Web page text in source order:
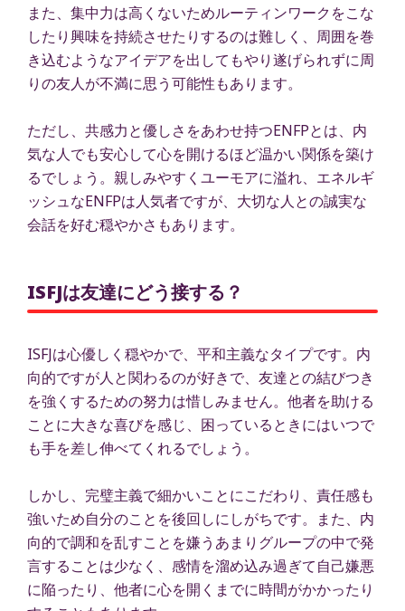
また、集中力は高くないためルーティンワークをこな
したり興味を持続させたりするのは難しく、周囲を巻
き込むようなアイデアを出してもやり遂げられずに周
りの友人が不満に思う可能性もあります。
ただし、共感力と優しさをあわせ持つENFPとは、内
気な人でも安心して心を開けるほど温かい関係を築け
るでしょう。親しみやすくユーモアに溢れ、エネルギ
ッシュなENFPは人気者ですが、大切な人との誠実な
会話を好む穏やかさもあります。
ISFJは友達にどう接する？
ISFJは心優しく穏やかで、平和主義なタイプです。内
向的ですが人と関わるのが好きで、友達との結びつき
を強くするための努力は惜しみません。他者を助ける
ことに大きな喜びを感じ、困っているときにはいつで
も手を差し伸べてくれるでしょう。
しかし、完璧主義で細かいことにこだわり、責任感も
強いため自分のことを後回しにしがちです。また、内
向的で調和を乱すことを嫌うあまりグループの中で発
言することは少なく、感情を溜め込み過ぎて自己嫌悪
に陥ったり、他者に心を開くまでに時間がかかったり